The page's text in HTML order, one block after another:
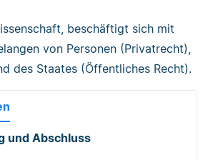
beschäftigt sich mit
von Personen (Privatrecht),
des Staates (Öffentliches Recht).
und Abschluss